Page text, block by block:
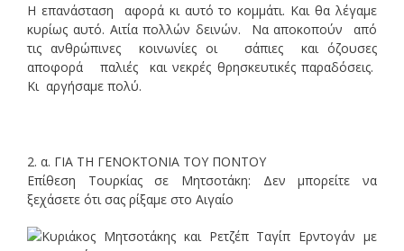
Η επανάσταση αφορά κι αυτό το κομμάτι. Και θα λέγαμε
κυρίως αυτό. Αιτία πολλών δεινών. Να αποκοπούν από
τις ανθρώπινες κοινωνίες οι σάπιες και όζουσες
αποφορά παλιές και νεκρές θρησκευτικές παραδόσεις.
Κι αργήσαμε πολύ.
2. α. ΓΙΑ ΤΗ ΓΕΝΟΚΤΟΝΙΑ ΤΟΥ ΠΟΝΤΟΥ
Επίθεση Τουρκίας σε Μητσοτάκη: Δεν μπορείτε να
ξεχάσετε ότι σας ρίξαμε στο Αιγαίο